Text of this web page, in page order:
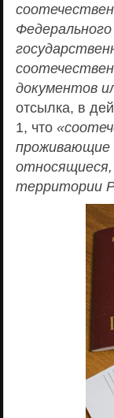
документов
отсылка, в
1, что
проживающие
относящиеся,
территории